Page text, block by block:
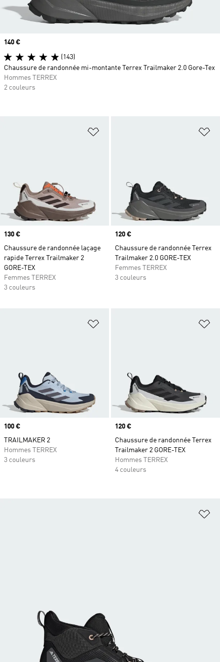
Ajouter à la Liste de produits
Prix
130 €
Chaussure de randonnée laçage
rapide Terrex Trailmaker 2
GORE-TEX
Femmes TERREX
3 couleurs
Prix
120 €
Chaussure de randonnée Terrex
Trailmaker 2.0 GORE-TEX
Femmes TERREX
3 couleurs
Ajouter à la Liste de produits
Prix
100 €
TRAILMAKER 2
Hommes TERREX
3 couleurs
Prix
120 €
Chaussure de randonnée Terrex
Trailmaker 2 GORE-TEX
Hommes TERREX
4 couleurs
Prix
140 €
(143)
Chaussure de randonnée mi-montante Terrex Trailmaker 2.0 Gore-Tex
Hommes TERREX
2 couleurs